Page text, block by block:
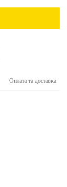
Оплата та доставка